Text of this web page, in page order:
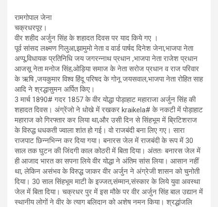
रामगोपाल जेना
चक्रधरपूर।
वीर शहीद अर्जुन सिंह के शहादत दिवस पर याद किये गए ।
पूर्व सांसद लक्ष्मण गिलुआ,झामुमो नेता व वार्ड पार्षद दिनेश जेना,भाजपा नेता
अप्पू,विधायक प्रतिनिधि जय जगरन्नाथ प्रधान ,भाजपा नेता राजेश प्रधान
आजसू नेता मनोज सिंह,ओड़िया समाज के नेता सरोज प्रधान व राज परिवार
के ऋषि ,जयकुमार विश्व हिंदू परिषद के गोनू जयसवाल,भाजपा नेता रोहित साह
आदि ने श्रद्धासुमन अर्पित किए।
3 मार्च 1890# गदर 1857 के वीर योद्धा पोड़ाहाट महाराजा अर्जुन सिंह की
शहादत दिवस। अंग्रेंजो ने धोखे में रखकर kraikela# के नकटी में पोड़ाहाट
महाराज को गिरफ्तार कर लिया था,और उसी दिन से सिंहभूम में ब्रिटिशराज
के विरुद्ध धधकती ज्वाला शांत हो गई। वो राजबंदी बना लिए गए। सारा
राजपाट छिन्नभिन्न कर दिया गया। बनारस जेल में राजबंदी के रूप में 30
साल तक घुटन की जिंदगी काल कोठरी में बिता दिया। अंततः बनारस जेल में
ही आजाद भारत का सपना लिये वीर योद्धा ने अंतिम सांस लिया। आसान नहीं
था, लेकिन असंभव के विरुद्ध जाकर वीर अर्जुन ने अंग्रेजी शासन को चुनोती
दिया। 30 साल सिंहभूम माटी के इज्जत,संम्मान,संस्कार के लिये युवा अवस्था
जेल में बिता दिया। चक्रधर पुर में इस मौके पर वीर अर्जुन सिंह बाल उद्यान में
स्थानीय लोगों ने वीर के त्याग बलिदान को अशेष नमन किया। श्रद्धांजलि